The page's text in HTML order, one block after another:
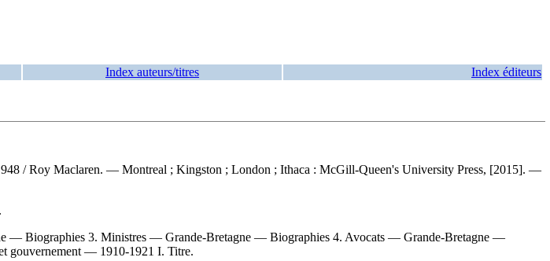
Index auteurs/titres Index éditeurs
/ Roy Maclaren. — Montreal ; Kingston ; London ; Ithaca : McGill-Queen's University Press, [2015]. —
.
— Biographies 3. Ministres — Grande-Bretagne — Biographies 4. Avocats — Grande-Bretagne —
gouvernement — 1910-1921 I. Titre.